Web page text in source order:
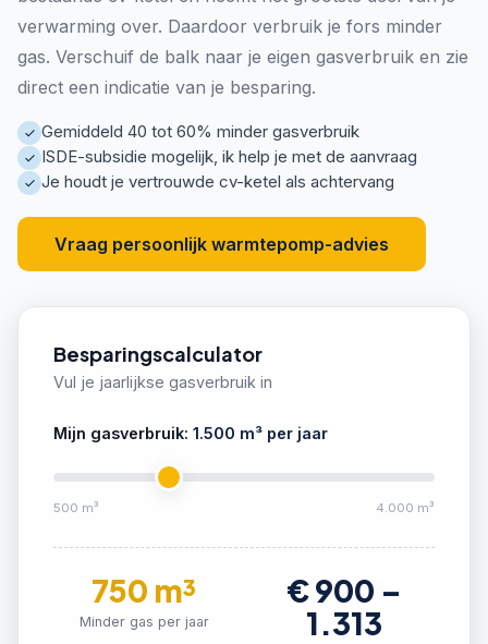
verwarming over. Daardoor verbruik je fors minder
gas. Verschuif de balk naar je eigen gasverbruik en zie
direct een indicatie van je besparing.
Gemiddeld 40 tot 60% minder gasverbruik
ISDE-subsidie mogelijk, ik help je met de aanvraag
Je houdt je vertrouwde cv-ketel als achtervang
Vraag persoonlijk warmtepomp-advies
Besparingscalculator
Vul je jaarlijkse gasverbruik in
Mijn gasverbruik: 1.500 m³ per jaar
500 m³ 4.000 m³
750 m³
Minder gas per jaar
€900 –
1.313